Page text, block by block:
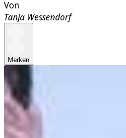
Von
Tanja Wessendorf
Merken